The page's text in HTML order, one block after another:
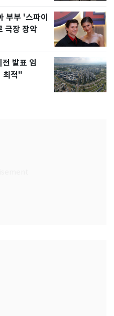
부부 '스파이
극장 장악
발표 임
최적"